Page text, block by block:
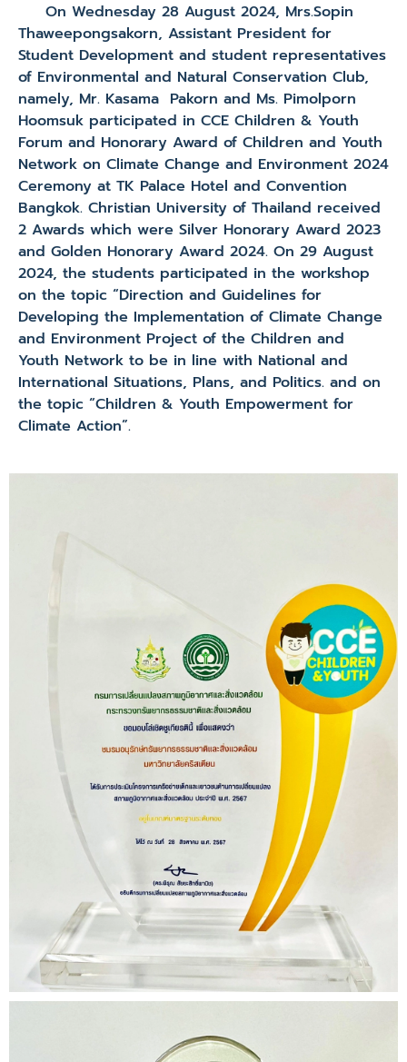
On Wednesday 28 August 2024, Mrs.Sopin
Thaweepongsakorn, Assistant President for
Student Development and student representatives
of Environmental and Natural Conservation Club,
namely, Mr. Kasama Pakorn and Ms. Pimolporn
Hoomsuk participated in CCE Children & Youth
Forum and Honorary Award of Children and Youth
Network on Climate Change and Environment 2024
Ceremony at TK Palace Hotel and Convention
Bangkok. Christian University of Thailand received
2 Awards which were Silver Honorary Award 2023
and Golden Honorary Award 2024. On 29 August
2024, the students participated in the workshop
on the topic “Direction and Guidelines for
Developing the Implementation of Climate Change
and Environment Project of the Children and
Youth Network to be in line with National and
International Situations, Plans, and Politics. and on
the topic “Children & Youth Empowerment for
Climate Action”.